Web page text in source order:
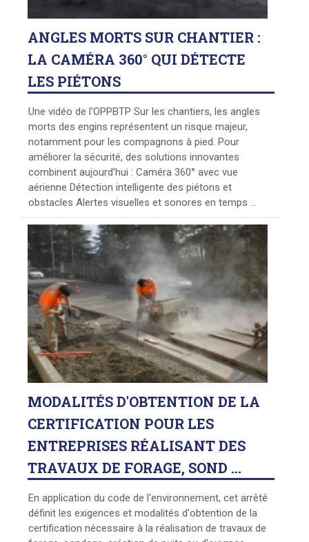
ANGLES MORTS SUR CHANTIER :
LA CAMÉRA 360° QUI DÉTECTE
LES PIÉTONS
Une vidéo de l'OPPBTP Sur les chantiers, les angles
morts des engins représentent un risque majeur,
notamment pour les compagnons à pied. Pour
améliorer la sécurité, des solutions innovantes
combinent aujourd’hui : Caméra 360° avec vue
aérienne Détection intelligente des piétons et
obstacles Alertes visuelles et sonores en temps ...
MODALITÉSD'OBTENTION DE LA
CERTIFICATION POUR LES
ENTREPRISES RÉALISANT DES
TRAVAUX DE FORAGE, SOND ...
En application du code de l'environnement, cet arrêté
définit les exigences et modalités d'obtention de la
certification nécessaire à la réalisation de travaux de